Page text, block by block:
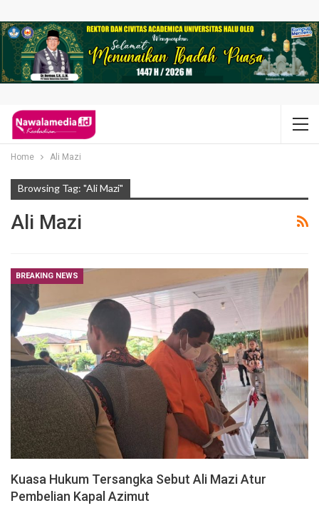
Home Ali Mazi
Browsing Tag: "Ali Mazi"
Ali Mazi
BREAKING NEWS
Kuasa Hukum Tersangka Sebut Ali Mazi Atur
Pembelian Kapal Azimut